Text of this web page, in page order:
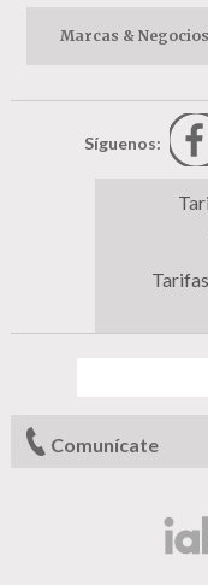
Marcas & Negocios
Síguenos:
Comunícate